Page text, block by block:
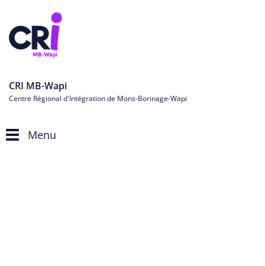
CRI MB-Wapi
Centre Régional d'Intégration de Mons-Borinage-Wapi
ToggleMenu